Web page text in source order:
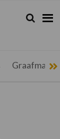
Zoeken...
Zoek